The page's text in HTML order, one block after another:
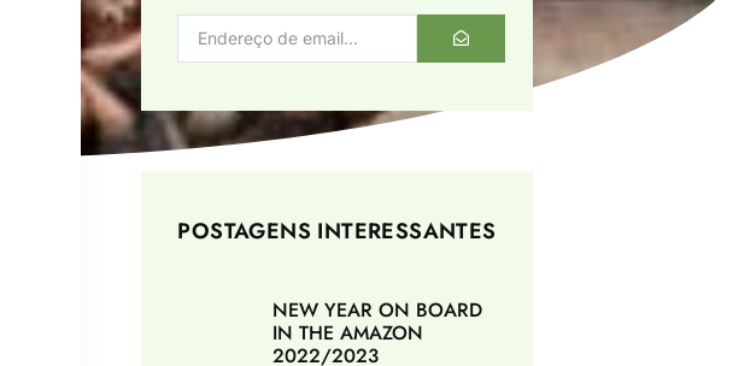
POSTAGENS INTERESSANTES
NEW YEAR ON BOARD
IN THE AMAZON
2022/2023